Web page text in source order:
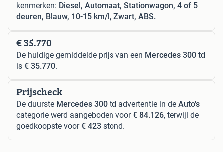
kenmerken: Diesel, Automaat, Stationwagon, 4 of 5
deuren, Blauw, 10-15 km/l, Zwart, ABS.
€ 35.770
De huidige gemiddelde prijs van een Mercedes 300 td
is € 35.770.
Prijscheck
De duurste Mercedes 300 td advertentie in de Auto's
categorie werd aangeboden voor€ 84.126, terwijl de
goedkoopste voor€ 423 stond.